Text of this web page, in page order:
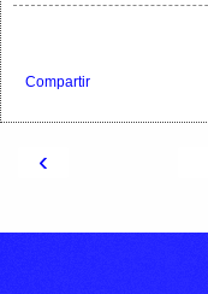
Compartir
‹